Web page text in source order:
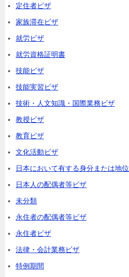
定住者ビザ
家族滞在ビザ
就労ビザ
就労資格証明書
技能ビザ
技能実習ビザ
技術・人文知識・国際業務ビザ
教授ビザ
教育ビザ
文化活動ビザ
日本において有する身分または地位
日本人の配偶者等ビザ
未分類
永住者の配偶者等ビザ
永住者ビザ
法律・会計業務ビザ
特例期間